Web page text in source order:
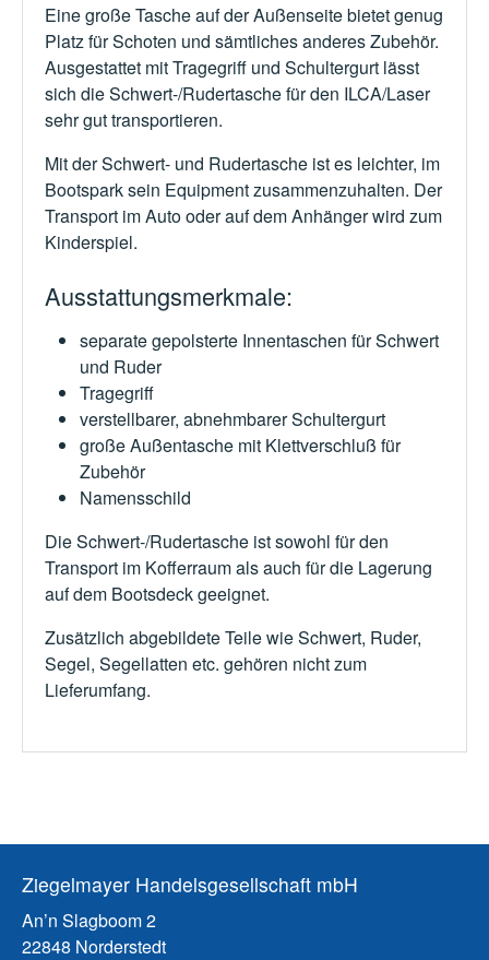
Eine große Tasche auf der Außenseite bietet genug
Platz für Schoten und sämtliches anderes Zubehör.
Ausgestattet mit Tragegriff und Schultergurt lässt
sich die Schwert-/Rudertasche für den ILCA/Laser
sehr gut transportieren.
Mit der Schwert- und Rudertasche ist es leichter, im
Bootspark sein Equipment zusammenzuhalten. Der
Transport im Auto oder auf dem Anhänger wird zum
Kinderspiel.
Ausstattungsmerkmale:
separate gepolsterte Innentaschen für Schwert
und Ruder
Tragegriff
verstellbarer, abnehmbarer Schultergurt
große Außentasche mit Klettverschluß für
Zubehör
Namensschild
Die Schwert-/Rudertasche ist sowohl für den
Transport im Kofferraum als auch für die Lagerung
auf dem Bootsdeck geeignet.
Zusätzlich abgebildete Teile wie Schwert, Ruder,
Segel, Segellatten etc. gehören nicht zum
Lieferumfang.
Ziegelmayer Handelsgesellschaft mbH
An’n Slagboom 2
22848 Norderstedt